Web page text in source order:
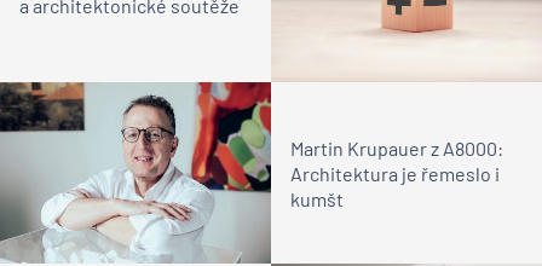
a architektonické soutěže
Martin Krupauer z A8000:
Architektura je řemeslo i
kumšt